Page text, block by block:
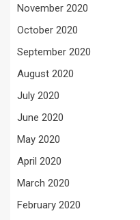
November 2020
October 2020
September 2020
August 2020
July 2020
June 2020
May 2020
April 2020
March 2020
February 2020